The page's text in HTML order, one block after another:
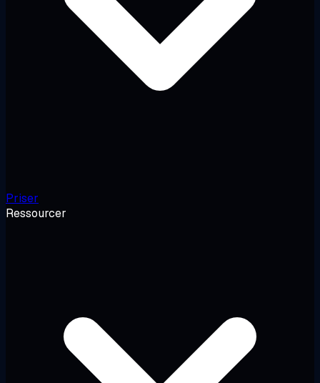
Priser
Ressourcer